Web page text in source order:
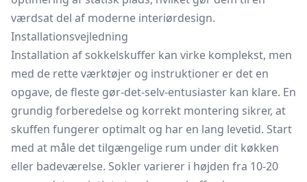
værdsat del af moderne interiørdesign.
Installationsvejledning
Installation af sokkelskuffer kan virke komplekst, men
med de rette værktøjer og instruktioner er det en
opgave, de fleste gør-det-selv-entusiaster kan klare. En
grundig forberedelse og korrekt montering sikrer, at
skuffen fungerer optimalt og har en lang levetid. Start
med at måle det tilgængelige rum under dit køkken
eller badeværelse. Sokler varierer i højden fra 10-20